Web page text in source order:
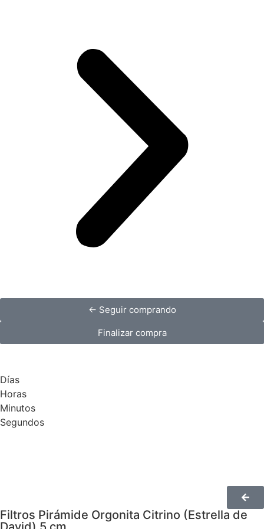
← Seguir comprando
Finalizar compra
Días
Horas
Minutos
Segundos
Filtros Pirámide Orgonita Citrino (Estrella de